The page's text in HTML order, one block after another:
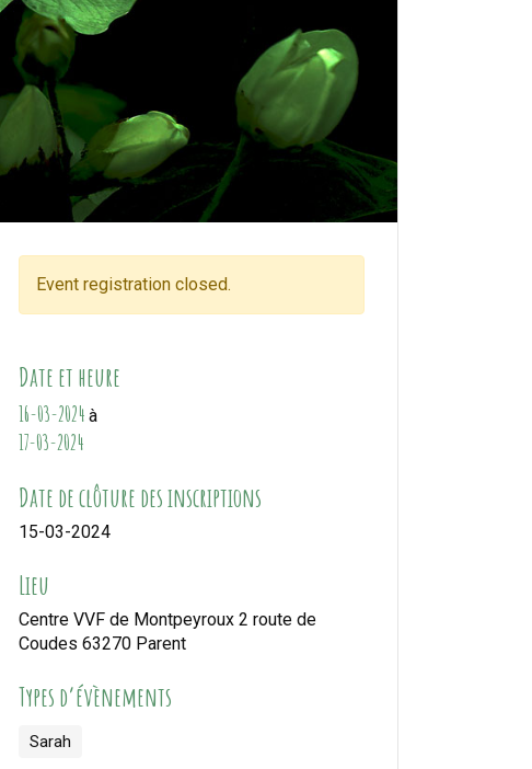
Event registration closed.
Date et heure
16-03-2024 à
17-03-2024
Date de clôture des inscriptions
15-03-2024
Lieu
Centre VVF de Montpeyroux 2 route de
Coudes 63270 Parent
Types d’évènements
Sarah